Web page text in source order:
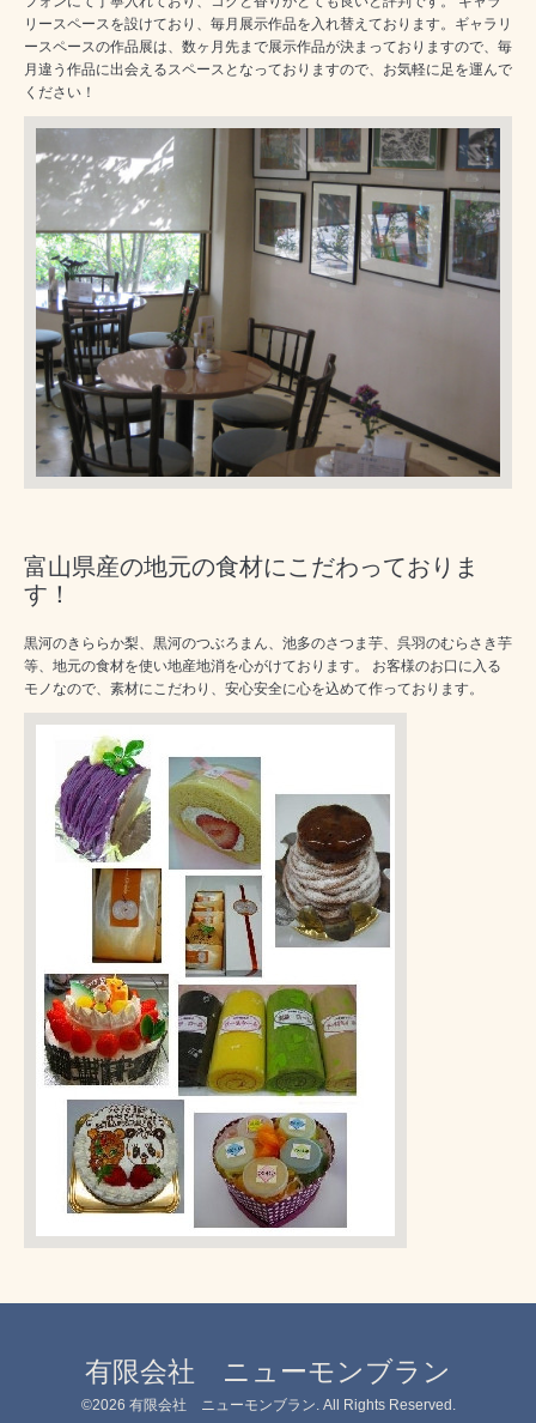
リースペースを設けており、毎月展示作品を入れ替えております。ギャラリ
ースペースの作品展は、数ヶ月先まで展示作品が決まっておりますので、毎
月違う作品に出会えるスペースとなっておりますので、お気軽に足を運んで
ください！
富山県産の地元の食材にこだわっておりま
す！
黒河のきららか梨、黒河のつぶろまん、池多のさつま芋、呉羽のむらさき芋
等、地元の食材を使い地産地消を心がけております。 お客様のお口に入る
モノなので、素材にこだわり、安心安全に心を込めて作っております。
有限会社 ニューモンブラン
©2026 有限会社 ニューモンブラン . All Rights Reserved.